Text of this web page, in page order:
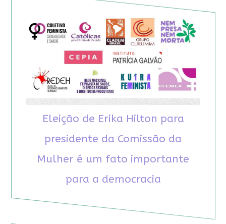
Eleição de Erika Hilton para
presidente da Comissão da
Mulher é um fato importante
para a democracia